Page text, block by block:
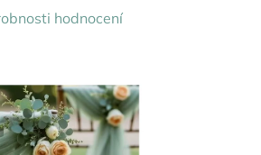
hodnocení